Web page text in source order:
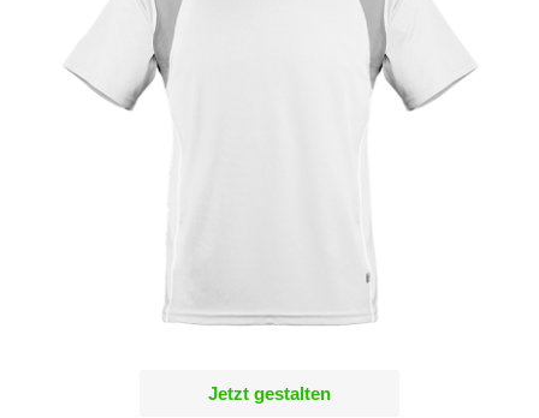
Jetzt gestalten